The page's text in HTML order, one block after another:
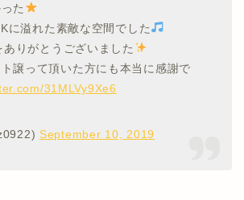
た
に溢れた素敵な空間でした
りがとうございました
譲って頂いた方にも本当に感謝で
31MLVy9Xe6
September 10, 2019